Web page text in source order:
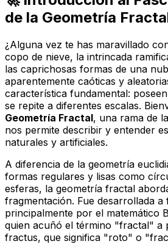
de la Geometría
¿Alguna vez te has maravillado
copo de nieve, la intrincada
las caprichosas formas de una
aparentemente caóticas y
característica fundamental:
se repite a diferentes escalas.
Geometría Fractal, una rama de
nos permite describir y entender
naturales y artificiales.
A diferencia de la geometría
formas regulares y lisas como
esferas, la geometría fractal
fragmentación. Fue desarrollada a
principalmente por el matemático
quien acuñó el término "fractal" a
fractus, que significa "roto" o